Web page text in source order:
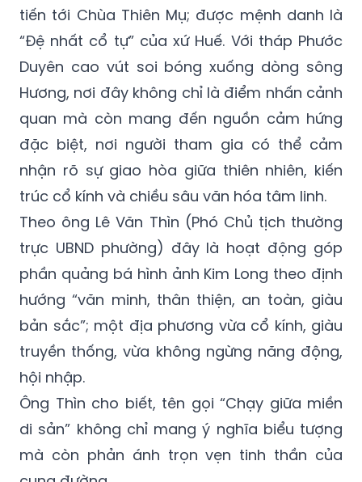
tiến tới Chùa Thiên Mụ; được mệnh danh là
“Đệ nhất cổ tự” của xứ Huế. Với tháp Phước
Duyên cao vút soi bóng xuống dòng sông
Hương, nơi đây không chỉ là điểm nhấn cảnh
quan mà còn mang đến nguồn cảm hứng
đặc biệt, nơi người tham gia có thể cảm
nhận rõ sự giao hòa giữa thiên nhiên, kiến
trúc cổ kính và chiều sâu văn hóa tâm linh.
Theo ông Lê Văn Thìn (Phó Chủ tịch thường
trực UBND phường) đây là hoạt động góp
phần quảng bá hình ảnh Kim Long theo định
hướng “văn minh, thân thiện, an toàn, giàu
bản sắc”; một địa phương vừa cổ kính, giàu
truyền thống, vừa không ngừng năng động,
hội nhập.
Ông Thìn cho biết, tên gọi “Chạy giữa miền
di sản” không chỉ mang ý nghĩa biểu tượng
mà còn phản ánh trọn vẹn tinh thần của